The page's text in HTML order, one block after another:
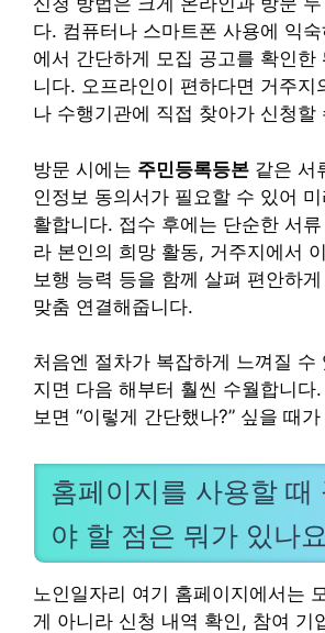
다. 컴퓨터나 스마트폰 사용에 익
에서 간단하게 모집 공고를 확인한
니다. 오프라인이 편하다면 거주지
나 수행기관에 직접 찾아가 신청할
방문 시에는 주민등록등본 같은 서
인정보 동의서가 필요할 수 있어
활합니다. 접수 후에는 단순한 서
라 본인의 희망 활동, 거주지에서
보행 능력 등을 함께 살펴 편안하
맞춤 연결해줍니다.
처음엔 절차가 복잡하게 느껴질 수
지면 다음 해부터 훨씬 수월합니다
보면 “이렇게 간단했나?” 싶을 때
홈페이지를 사용할 때
야 할 점은 뭐가 있나
노인일자리 여기 홈페이지에서는
게 아니라 신청 내역 확인, 참여 기